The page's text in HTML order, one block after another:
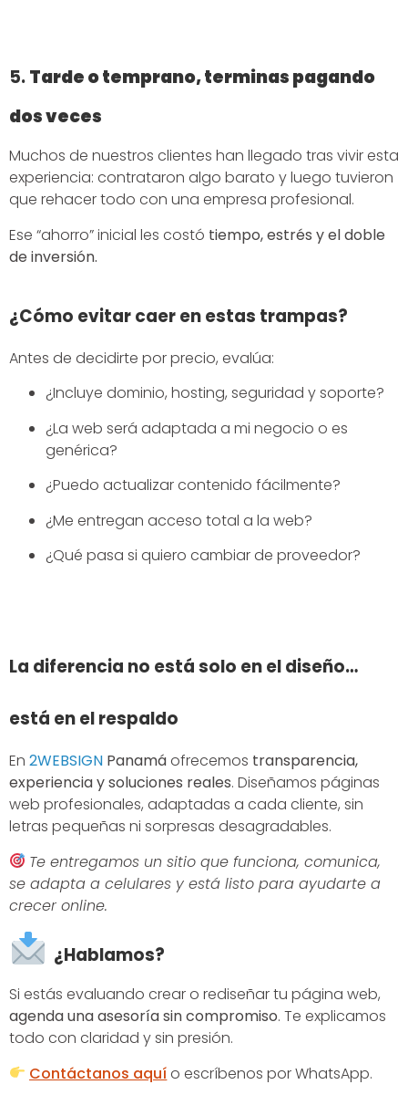
5.Tarde o temprano, terminas pagando
dos veces
Muchos de nuestros clientes han llegado tras vivir esta
experiencia: contrataron algo barato y luego tuvieron
que rehacer todo con una empresa profesional.
Ese “ahorro” inicial les costó tiempo, estrés y el doble
de inversión.
¿Cómo evitar caer en estas trampas?
Antes de decidirte por precio, evalúa:
¿Incluye dominio, hosting, seguridad y soporte?
¿La web será adaptada a mi negocio o es
genérica?
¿Puedo actualizar contenido fácilmente?
¿Me entregan acceso total a la web?
¿Qué pasa si quiero cambiar de proveedor?
La diferencia no está solo en el diseño…
está en el respaldo
En 2WEBSIGN Panamáofrecemos transparencia,
experiencia y soluciones reales. Diseñamos páginas
web profesionales, adaptadas a cada cliente, sin
letras pequeñas ni sorpresas desagradables.
Te entregamos un sitio que funciona, comunica,
se adapta a celulares y está listo para ayudarte a
crecer online.
¿Hablamos?
Si estás evaluando crear o rediseñar tu página web,
agenda una asesoría sin compromiso. Te explicamos
todo con claridad y sin presión.
Contáctanos aquío escríbenos por WhatsApp.